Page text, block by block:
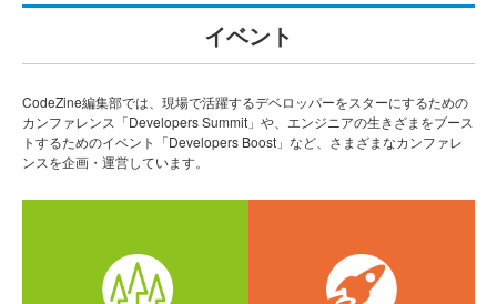
イベント
CodeZine編集部では、現場で活躍するデベロッパーをスターにするための
カンファレンス「Developers Summit」や、エンジニアの生きざまをブース
トするためのイベント「Developers Boost」など、さまざまなカンファレ
ンスを企画・運営しています。